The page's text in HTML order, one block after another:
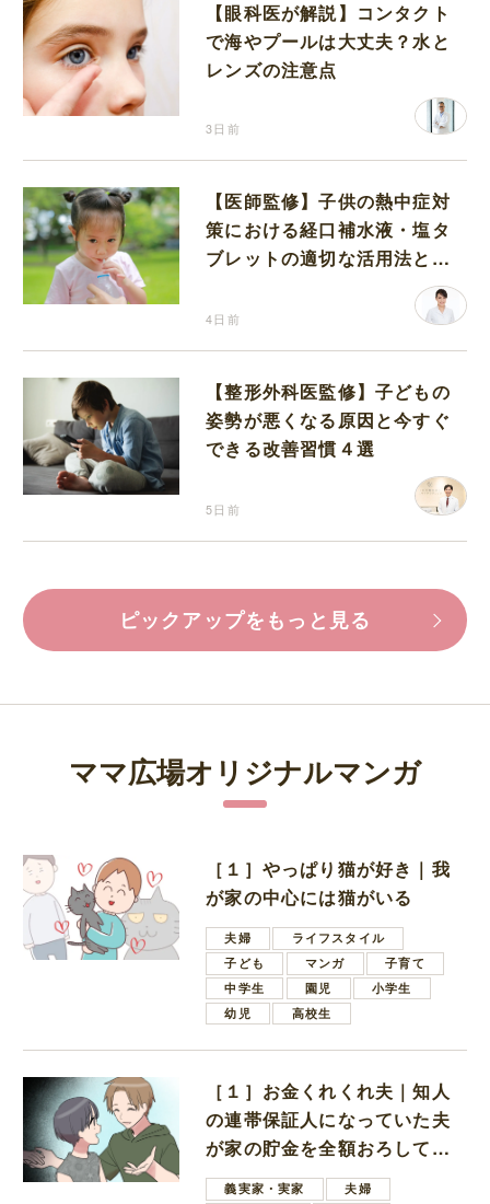
【眼科医が解説】コンタクト
で海やプールは大丈夫？水と
レンズの注意点
3日前
【医師監修】子供の熱中症対
策における経口補水液・塩タ
ブレットの適切な活用法と水
4日前
【整形外科医監修】子どもの
姿勢が悪くなる原因と今すぐ
できる改善習慣４選
5日前
ピックアップをもっと見る
ママ広場オリジナルマンガ
［１］やっぱり猫が好き｜我
が家の中心には猫がいる
夫婦
ライフスタイル
子ども
マンガ
子育て
中学生
園児
小学生
幼児
高校生
［１］お金くれくれ夫｜知人
の連帯保証人になっていた夫
が家の貯金を全額おろしてほ
しいと言ってきた
義実家・実家
夫婦